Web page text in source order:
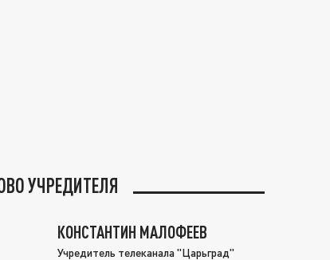
УЧРЕДИТЕЛЯ
КОНСТАНТИН МАЛОФЕЕВ
Учредитель телеканала "Царьград"